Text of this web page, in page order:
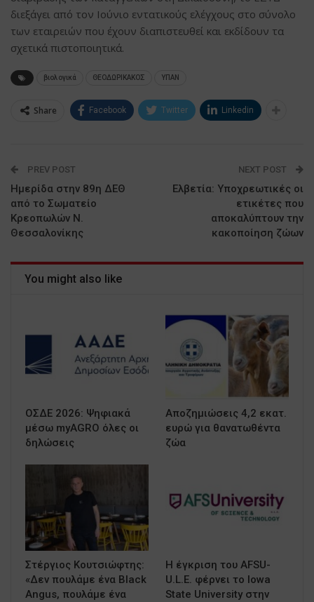
διεξάγει από τον Ιούνιο εντατικούς ελέγχους στο σύνολο
των εταιρειών που έχουν διαπιστευθεί και εκδίδουν τα
σχετικά πιστοποιητικά.
βιολογικά ΘΕΟΔΩΡΙΚΑΚΟΣ ΥΠΑΝ
Share Facebook Twitter Linkedin
PREV POST
Ημερίδα στην 89η ΔΕΘ
από το Σωματείο
Κρεοπωλών Ν.
Θεσσαλονίκης
NEXT POST
Ελβετία: Υποχρεωτικές οι
ετικέτες που
αποκαλύπτουν την
κακοποίηση ζώων
You might also like
ΟΣΔΕ 2026: Ψηφιακά
μέσω myAGRO όλες οι
δηλώσεις
Αποζημιώσεις 4,2 εκατ.
ευρώ για θανατωθέντα
ζώα
Στέργιος Κουτσιώφτης:
«Δεν πουλάμε ένα Black
Angus, πουλάμε ένα
Η έγκριση του AFSU-
U.L.E. φέρνει το Iowa
State University στην